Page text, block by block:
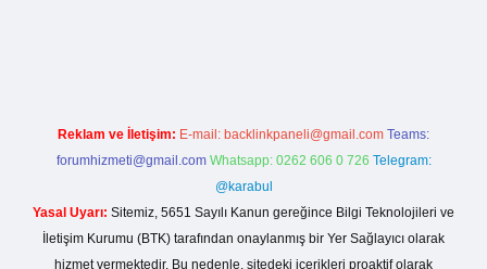
Reklam ve İletişim: E-mail: backlinkpaneli@gmail.com Teams:
forumhizmeti@gmail.com Whatsapp: 0262 606 0 726 Telegram:
@karabul
Yasal Uyarı: Sitemiz, 5651 Sayılı Kanun gereğince Bilgi Teknolojileri ve
İletişim Kurumu (BTK) tarafından onaylanmış bir Yer Sağlayıcı olarak
hizmet vermektedir. Bu nedenle, sitedeki içerikleri proaktif olarak